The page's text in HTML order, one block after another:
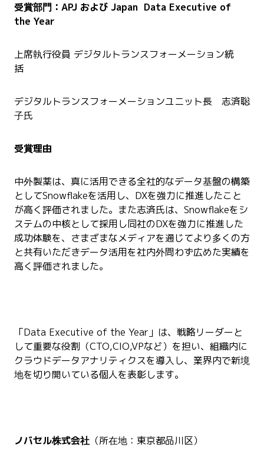
受賞部門：APJ および Japan Data Executive of
the Year
上席執行役員 デジタルトランスフォーメーション統
括
デジタルトランスフォーメーションユニット長 志済聡
子氏
受賞理由
中外製薬は、真に活用できる全社的なデータ基盤の構築
としてSnowflakeを活用し、DXを強力に推進したこと
が高く評価されました。また志済氏は、Snowflakeをシ
ステムの中核として採用し同社のDXを強力に推進した
成功体験を、さまざまなメディアを通じてより多くの方
と共有いただきデータ活用を社内外問わず広めた実績を
高く評価されました。
「Data Executive of the Year」は、戦略リーダーと
して重要な役割（CTO,CIO,VPなど）を担い、組織内に
クラウドデータアナリティクスを導入し、業界内で新境
地を切り開いている個人を表彰します。
ノバセル株式会社 （所在地：東京都品川区）